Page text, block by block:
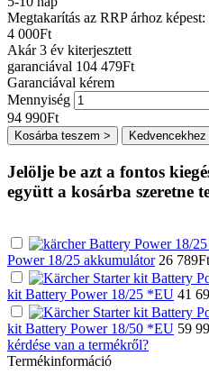
Megtakarítás az RRP árhoz képest:
4 000Ft
Akár 3 év kiterjesztett
garanciával 104 479Ft
Garanciával kérem
Mennyiség
94 990Ft
Kosárba teszem > Kedvencekhez
Jelölje be azt a fontos
együtt a kosárba szeretne
Power 18/25 akkumulátor 26 789Ft
kit Battery Power 18/25 *EU 41
kit Battery Power 18/50 *EU 59
kérdése van a termékről?
Termékinformáció